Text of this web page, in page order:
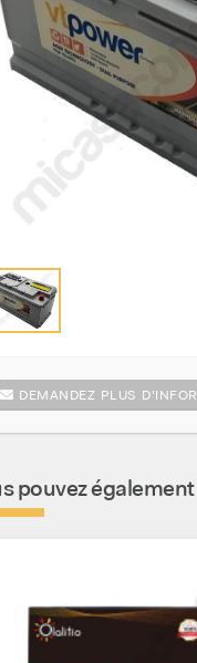
DEMANDEZ PLUS
pouvez